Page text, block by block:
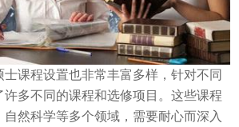
士课程设置也非常丰富多样，针对不同
多不同的课程和选修项目。这些课程
然科学等多个领域，需要耐心而深入